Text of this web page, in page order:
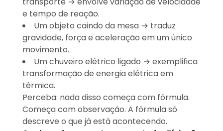
e tempo de reação.
Um objeto caindo da mesa → traduz
gravidade, força e aceleração em um único
movimento.
Um chuveiro elétrico ligado → exemplifica
transformação de energia elétrica em
térmica.
Perceba: nada disso começa com fórmula.
Começa com observação. A fórmula só
descreve o que já está acontecendo.